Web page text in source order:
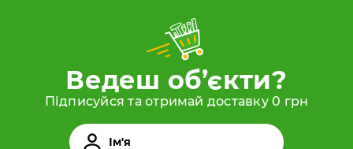
Ведеш об’єкти?
Підписуйся та отримай доставку 0 грн